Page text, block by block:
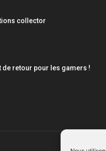
collector
de retour pour les gamers !